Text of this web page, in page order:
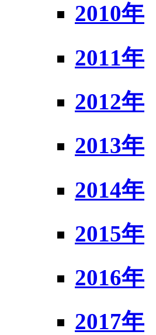
2010年
2011年
2012年
2013年
2014年
2015年
2016年
2017年